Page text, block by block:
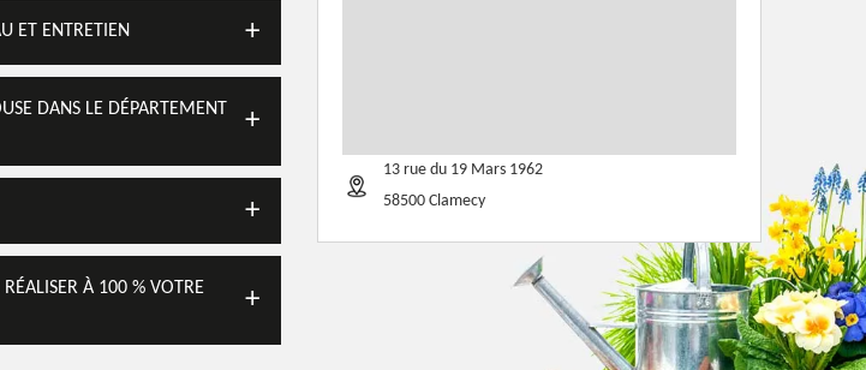
ET ENTRETIEN
DANS LE DÉPARTEMENT
RÉALISER À 100 % VOTRE
13 rue du 19 Mars 1962
58500 Clamecy